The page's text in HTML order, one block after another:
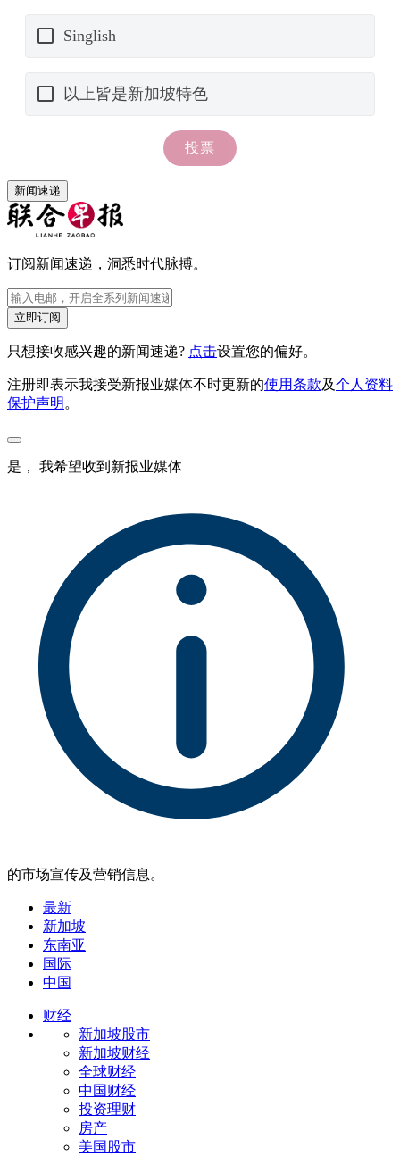
新闻速递
订阅新闻速递，洞悉时代脉搏。
立即订阅
只想接收感兴趣的新闻速递? 点击设置您的偏好。
注册即表示我接受新报业媒体不时更新的使用条款及个人资料
保护声明 。
是， 我希望收到新报业媒体
的市场宣传及营销信息。
最新
新加坡
东南亚
国际
中国
财经
新加坡股市
新加坡财经
全球财经
中国财经
投资理财
房产
美国股市